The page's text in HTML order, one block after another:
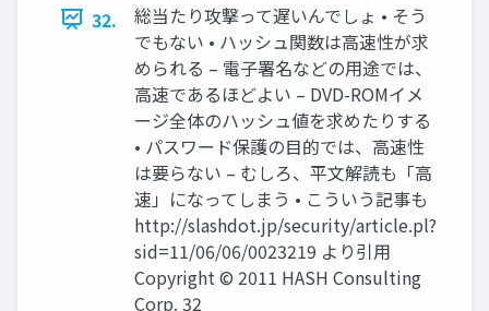
32.
総当たり攻撃って遅いんでしょ • そう
でもない • ハッシュ関数は高速性が求
められる – 電子署名などの用途では、
高速であるほどよい – DVD-ROMイメ
ージ全体のハッシュ値を求めたりする
• パスワード保護の目的では、高速性
は要らない – むしろ、平文解読も「高
速」になってしまう • こういう記事も
http://slashdot.jp/security/article.pl?
sid=11/06/06/0023219 より引用
Copyright © 2011 HASH Consulting
Corp. 32